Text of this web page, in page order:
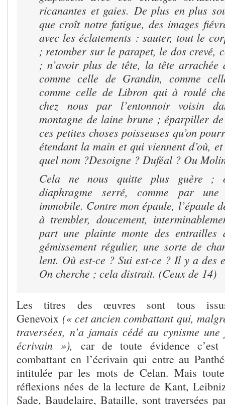
ricanantes et gaies. De plus en plus
que croît notre fatigue, des images
avec les éclatements : sauter, tout le
; retomber sur le parapet, le dos crevé,
; n’avoir plus de tête, la tête arrachée
comme celle de Grandin, comme
comme celle de Libron qui à roulé
chez nous par l’entonnoir voisin
montagne de laine brune ; éparpiller
ces petites choses poisseuses qu’on
étendant la main et qui viennent d’où,
quel nom ?Desoigne ? Duféal ? Ou
Cela ne nous quitte plus guère ;
diaphragme serré, comme par une
immobile. Contre mon épaule, l’épaule
à trembler, doucement,
part une plainte monte des
gémissement régulier, une sorte de
lent. Où est-ce ? Sui est-ce ? Il y a des
On cherche ; cela distrait. (Ceux de 14)
Les titres des œuvres sont tous
Genevoix (« cet ancien combattant qui,
traversées, n’a jamais cédé au cynisme
écrivain »), car de toute évidence c’est
combattant en l’écrivain qui entre au
intitulée par les mots de Celan. Mais
réflexions nées de la lecture de Kant,
Sade, Baudelaire, Bataille, sont traversées